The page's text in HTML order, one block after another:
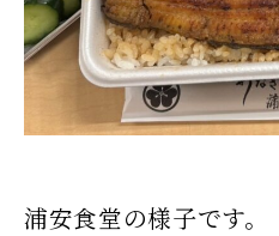
浦安食堂の様子です。